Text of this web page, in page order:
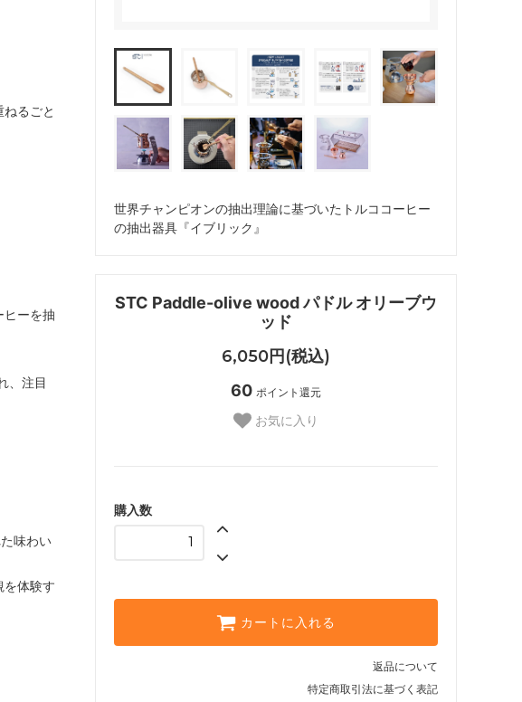
世界チャンピオンの抽出理論に基づいたトルココーヒー
の抽出器具『イブリック』
STC Paddle-olive wood パドル オリーブウ
ッド
6,050円(税込)
60 ポイント還元
お気に入り
購入数
カートに入れる
返品について
特定商取引法に基づく表記
るごと
ヒーを抽
、注目
味わい
を体験す